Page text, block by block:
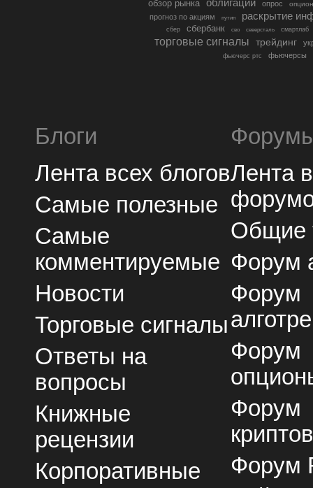
обзор рынка облигации опрос
прогноз по акциям путин раскрытие
сбер сбербанк сво северсталь смартлаб
торговые сигналы трейдинг
фьючерс ртс фьючерсы
Блоги
Лента всех блогов
Самые полезные
Самые
комментируемые
Новости
Торговые сигналы
Ответы на
вопросы
Книжные
рецензии
Корпоративные
Лента
Общие
Форум
Форум
Форум
Форум
Форум